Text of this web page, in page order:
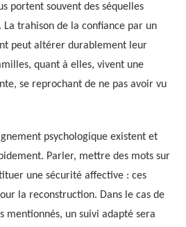
portent souvent des séquelles
La trahison de la confiance par un
peut altérer durablement leur
quant à elles, vivent une
se reprochant de ne pas avoir vu
psychologique existent et
Parler, mettre des mots sur
une sécurité affective : ces
la reconstruction. Dans le cas de
mentionnés, un suivi adapté sera